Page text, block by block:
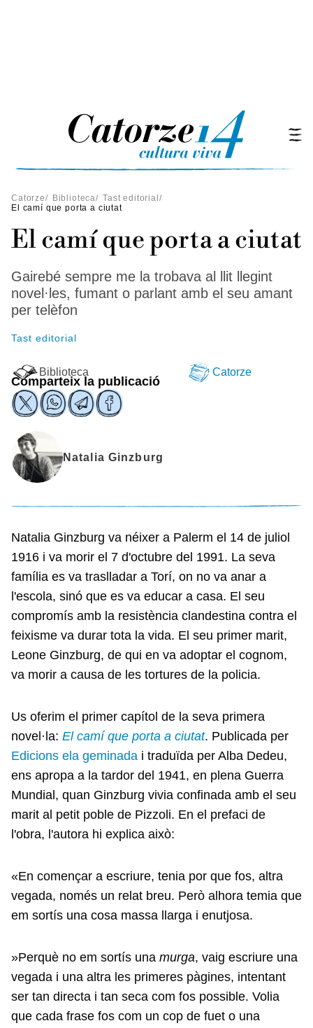
Catorze/ Biblioteca/ Tast editorial /
El camí que porta a ciutat
El camí que porta a ciutat
Gairebé sempre me la trobava al llit llegint
novel·les, fumant o parlant amb el seu amant
per telèfon
Tast editorial
Biblioteca Catorze
Comparteix la publicació
Natalia Ginzburg
Natalia Ginzburg va néixer a Palerm el 14 de juliol
1916 i va morir el 7 d'octubre del 1991. La seva
família es va traslladar a Torí, on no va anar a
l'escola, sinó que es va educar a casa. El seu
compromís amb la resistència clandestina contra el
feixisme va durar tota la vida. El seu primer marit,
Leone Ginzburg, de qui en va adoptar el cognom,
va morir a causa de les tortures de la policia.
Us oferim el primer capítol de la seva primera
novel·la: El camí que porta a ciutat. Publicada per
Edicions ela geminada i traduïda per Alba Dedeu,
ens apropa a la tardor del 1941, en plena Guerra
Mundial, quan Ginzburg vivia confinada amb el seu
marit al petit poble de Pizzoli. En el prefaci de
l'obra, l'autora hi explica això:
«En començar a escriure, tenia por que fos, altra
vegada, només un relat breu. Però alhora temia que
em sortís una cosa massa llarga i enutjosa.
»Perquè no em sortís una murga, vaig escriure una
vegada i una altra les primeres pàgines, intentant
ser tan directa i tan seca com fos possible. Volia
que cada frase fos com un cop de fuet o una